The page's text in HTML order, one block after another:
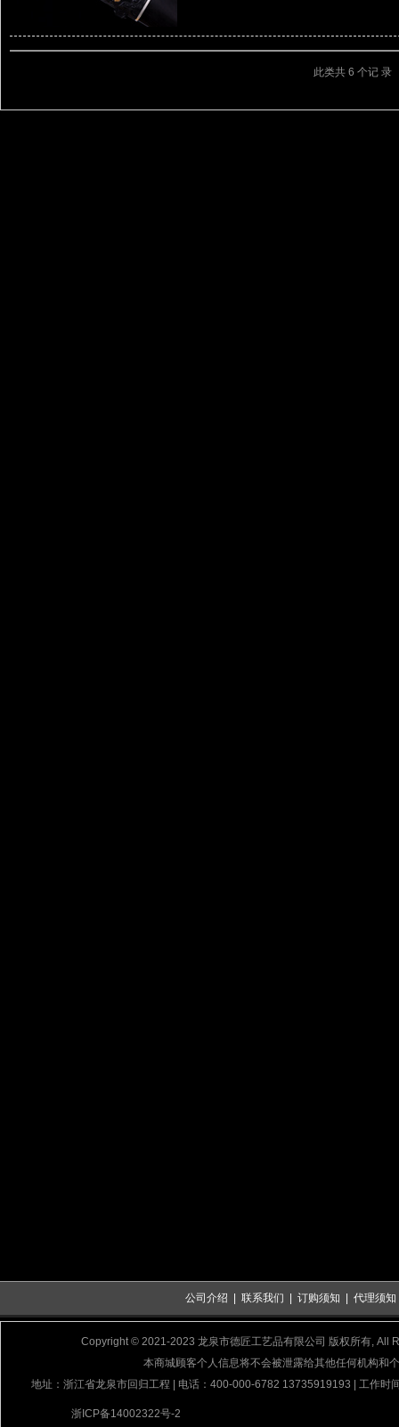
此类共 6 个记 录
公司介绍 联系我们 订购须知 代理须知
Copyright © 2021-2023 龙泉市德匠工艺品有限公司 版权所有, All
本商城顾客个人信息将不会被泄露给其他任何机构和
地址：浙江省龙泉市回归工程 | 电话：400-000-6782 13735919193 | 工作时
浙ICP备14002322号-2